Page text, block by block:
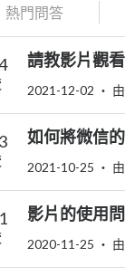
熱門問答
請教影片觀
2021-12-02 ‧ 由
如何將微信
2021-10-25 ‧ 由
影片的使用
2020-11-25 ‧ 由